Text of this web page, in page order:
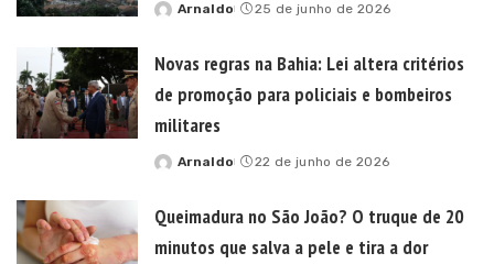
Posted
Arnaldo 25 de junho de 2026
Novas regras na Bahia: Lei altera critérios
de promoção para policiais e bombeiros
militares
Posted
Arnaldo 22 de junho de 2026
Queimadura no São João? O truque de 20
minutos que salva a pele e tira a dor